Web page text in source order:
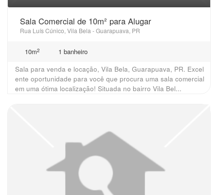
Sala Comercial de 10m² para Alugar
Rua Luís Cúnico, Vila Bela - Guarapuava, PR
10m2
1 banheiro
Sala para venda e locação, Vila Bela, Guarapuava, PR. Excel
ente oportunidade para você que procura uma sala comercial
em uma ótima localização! Situada no bairro Vila Bel...